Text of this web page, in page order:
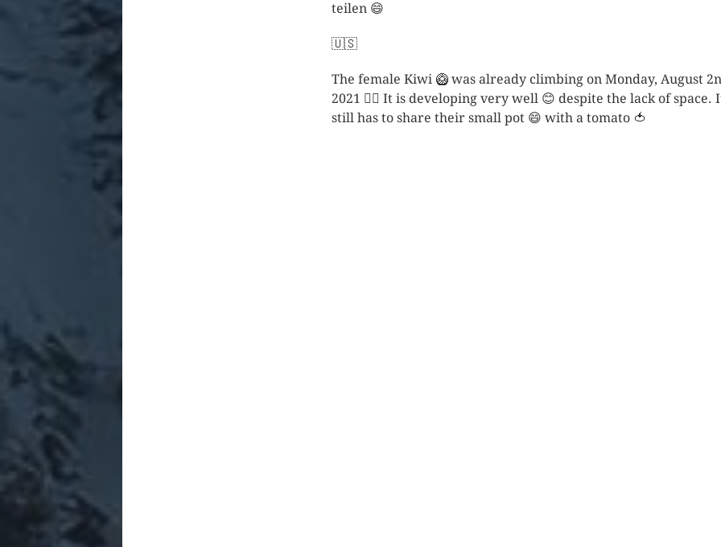
teilen 😄
🇺🇸
The female Kiwi 🥝 was already climbing on Monday, August
2021 🧗‍♀️ It is developing very well 😊 despite the lack of space.
still has to share their small pot 😄 with a tomato 🍅